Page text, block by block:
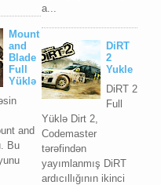
a...
DiRT
2
Yukle
DiRT 2
Full
Yüklə Dirt 2,
Codemaster
tərəfindən
yayımlanmış DiRT
ardıcıllığının ikinci
Mount
and
Blade
Full
Yüklə
and
Bu